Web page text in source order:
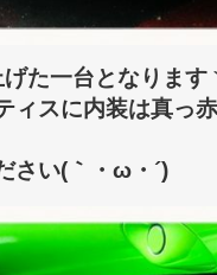
た一台となりま
ィスに内装は真っ
さい(｀・ω・´)ゞ